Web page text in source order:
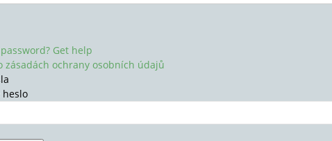
Get help
zásadách ochrany osobních údajů
heslo